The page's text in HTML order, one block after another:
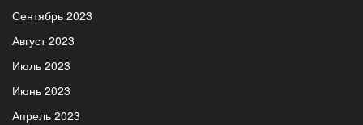
Сентябрь 2023
Август 2023
Июль 2023
Июнь 2023
Апрель 2023